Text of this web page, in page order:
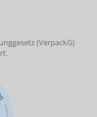
(VerpackG)